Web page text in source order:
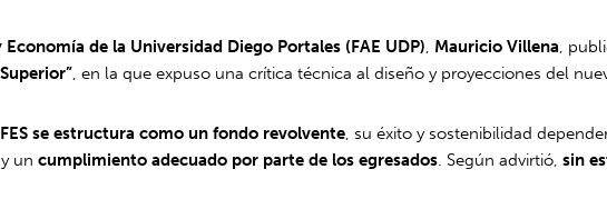
de la Universidad Diego Portales (FAE UDP), Mauricio Villena,
, en la que expuso una crítica técnica al diseño y proyecciones del
se estructura como un fondo revolvente, su éxito y sostenibilidad
y uncumplimiento adecuado por parte de los egresados. Según advirtió,sin